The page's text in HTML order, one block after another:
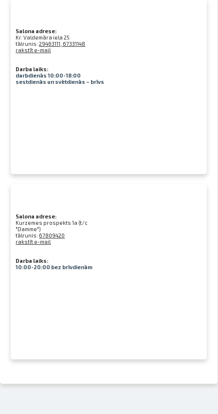
Salona adrese:
Kr. Valdemāra iela 25
tālrunis:29463111, 67331148
rakstīt e-mail
Darba laiks:
darbdienās 10:00-18:00
sestdienās un svētdienās – brīvs
Salona adrese:
Kurzemes prospekts 1a (t/c
"Damme")
tālrunis: 67809420
rakstīt e-mail
Darba laiks:
10:00-20:00 bez brīvdienām